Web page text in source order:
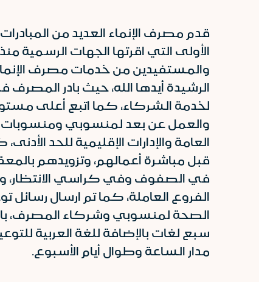
قدم مصرف الإنماء العديد من
الأولى التي اقرتها الجهات
والمستفيدين من خدمات مصرف
الرشيدة أيدها الله، حيث بادر
لخدمة الشركاء، كما اتبع أعلى
والعمل عن بعد لمنسوبي ومنسوبات
العامة والإدارات الإقليمية للحد
قبل مباشرة أعمالهم، وتزويدهم
في الصفوف وفي كراسي الانتظار،
الفروع العاملة، كما تم ارسال رسائل
الصحة لمنسوبي وشركاء المصرف،
سبع لغات بالإضافة للغة العربية
مدار الساعة وطوال أيام الأسبوع.